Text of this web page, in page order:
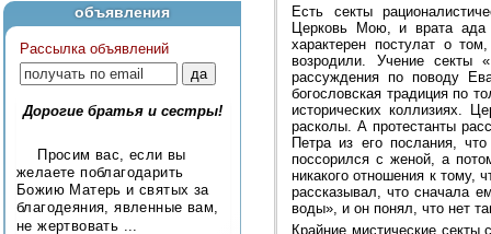
объявления
Рассылка объявлений
Дорогие братья и сестры!
Просим вас, если вы
желаете поблагодарить
Божию Матерь и святых за
благодеяния, явленные вам,
не жертвовать ...
Есть секты
Церковь Мою, и врата ада
характерен постулат о
возродили. Учение секты
рассуждения по поводу
богословская традиция по
исторических коллизиях.
расколы. А протестанты
Петра из его послания,
поссорился с женой, а
никакого отношения к
рассказывал, что сначала
воды», и он понял, что нет
Крайние мистические